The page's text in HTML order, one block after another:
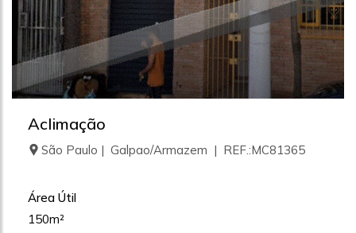
Aclimação
São Paulo | Galpao/Armazem | REF.:MC81365
Área Útil
150m²